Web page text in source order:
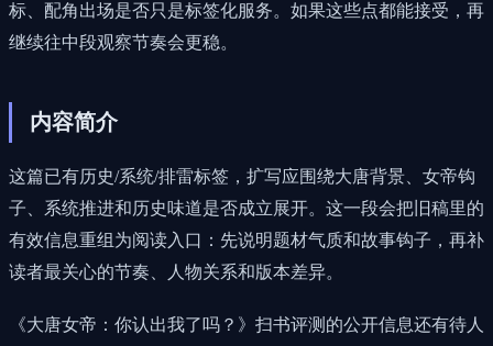
标、配角出场是否只是标签化服务。如果这些点都能接受，再
继续往中段观察节奏会更稳。
内容简介
这篇已有历史/系统/排雷标签，扩写应围绕大唐背景、女帝钩
子、系统推进和历史味道是否成立展开。这一段会把旧稿里的
有效信息重组为阅读入口：先说明题材气质和故事钩子，再补
读者最关心的节奏、人物关系和版本差异。
《大唐女帝：你认出我了吗？》扫书评测的公开信息还有待人